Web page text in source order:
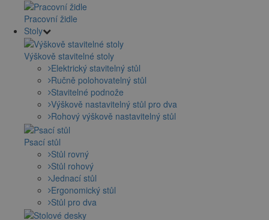
Pracovní židle
Stoly
Výškově stavitelné stoly
Elektrický stavitelný stůl
Ručně polohovatelný stůl
Stavitelné podnože
Výškově nastavitelný stůl pro dva
Rohový výškově nastavitelný stůl
Psací stůl
Stůl rovný
Stůl rohový
Jednací stůl
Ergonomický stůl
Stůl pro dva